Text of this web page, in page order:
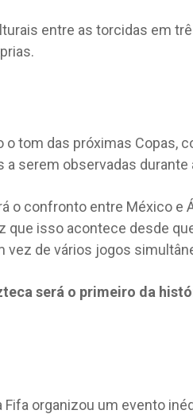
entre as torcidas em
o tom das próximas Copas,
serem observadas durante
o confronto entre México e
que isso acontece desde
vez de vários jogos
será o primeiro da
Fifa organizou um evento